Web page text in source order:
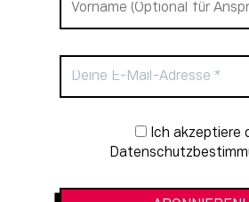
Newsletter-Anmeldung